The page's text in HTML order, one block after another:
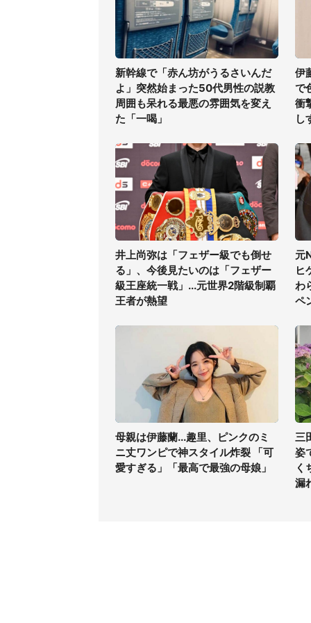
新幹線で「赤ん坊がうるさいんだ
よ」突然始まった50代男性の説教
周囲も呆れる最悪の雰囲気を変え
た「一喝」
伊
で
衝
し
井上尚弥は「フェザー級でも倒せ
る」、今後見たいのは「フェザー
級王座統一戦」...元世界2階級制覇
王者が熱望
元
ヒ
わ
ペ
母親は伊藤蘭...趣里、ピンクのミ
ニ丈ワンピで神スタイル炸裂 「可
愛すぎる」「最高で最強の母娘」
三
姿
く
漏